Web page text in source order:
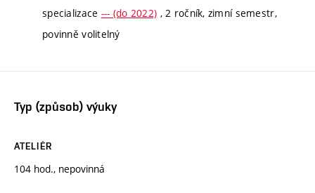
specializace --- (do 2022) , 2 ročník, zimní semestr,
povinně volitelný
Typ (způsob) výuky
ATELIÉR
104 hod., nepovinná